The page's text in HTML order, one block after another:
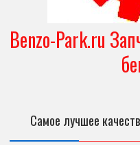
Benzo-Park.ru
Самое лучшее